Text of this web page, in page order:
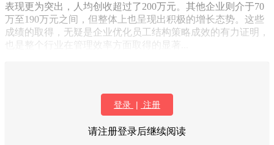
表现更为突出，人均创收超过了200万元。其他企业则介于70
万至190万元之间，但整体上也呈现出积极的增长态势。这些
成绩的取得，无疑是企业优化员工结构策略成效的有力证明，
也是整个行业在管理效率方面取得的显著...
登录 | 注册
请注册登录后继续阅读